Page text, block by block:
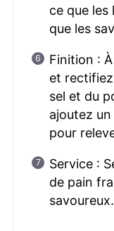
ce que les
que les
Finition :
et
sel et du
ajoutez
pour
Service :
de pain
savoureux.